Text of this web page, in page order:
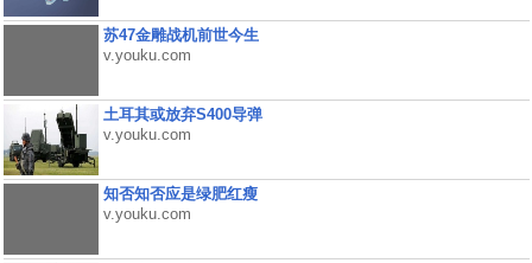
苏47金雕战机前世今生
v.youku.com
土耳其或放弃S400导弹
v.youku.com
知否知否应是绿肥红瘦
v.youku.com